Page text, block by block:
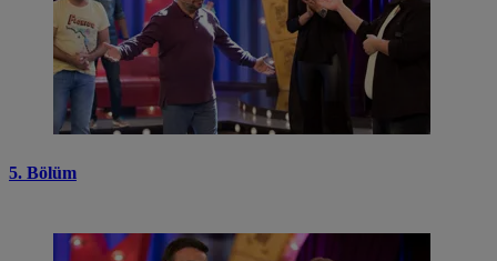
5. Bölüm